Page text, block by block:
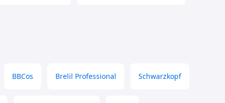
BBCos Brelil Professional Schwarzkopf